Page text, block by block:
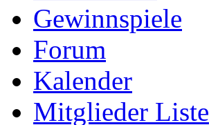
Gewinnspiele
Forum
Kalender
Mitglieder Liste